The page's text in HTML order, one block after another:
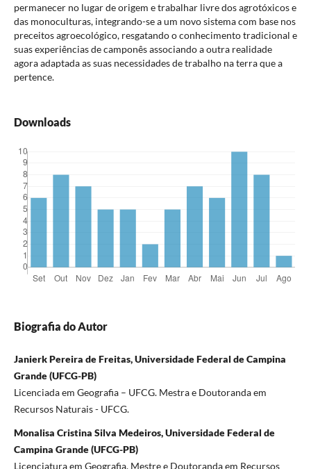
permanecer no lugar de origem e trabalhar livre dos agrotóxicos e
das monoculturas, integrando-se a um novo sistema com base nos
preceitos agroecológico, resgatando o conhecimento tradicional e
suas experiências de camponês associando a outra realidade
agora adaptada as suas necessidades de trabalho na terra que a
pertence.
Downloads
Biografia do Autor
Janierk Pereira de Freitas, Universidade Federal de Campina
Grande (UFCG-PB)
Licenciada em Geografia – UFCG. Mestra e Doutoranda em
Recursos Naturais - UFCG.
Monalisa Cristina Silva Medeiros, Universidade Federal de
Campina Grande (UFCG-PB)
Licenciatura em Geografia, Mestre e Doutoranda em Recursos